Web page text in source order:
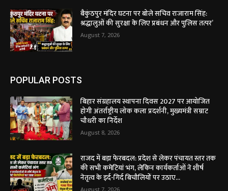
बैकुंठपुर मंदिर घटना पर बोले सचिव राजाराम सिंह:
श्रद्धालुओं की सुरक्षा के लिए प्रबंधन और पुलिस तत्पर’
August 7, 2026
POPULAR POSTS
बिहार संग्रहालय स्थापना दिवस 2027 पर आयोजित
होगी अंतर्राष्ट्रीय लोक कला प्रदर्शनी, मुख्यमंत्री सम्राट
चौधरी का निर्देश
August 8, 2026
राजद में बड़ा फेरबदल: प्रदेश से लेकर पंचायत स्तर तक
की सभी कमेटियां भंग, लेकिन कार्यकर्ताओं ने शीर्ष
नेतृत्व के इर्द-गिर्द बिचौलियों पर उठाए...
August 7, 2026